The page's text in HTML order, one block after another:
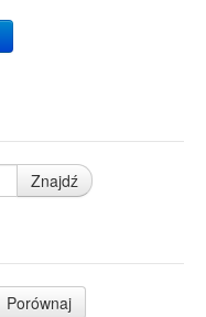
Znajdź
Porównaj